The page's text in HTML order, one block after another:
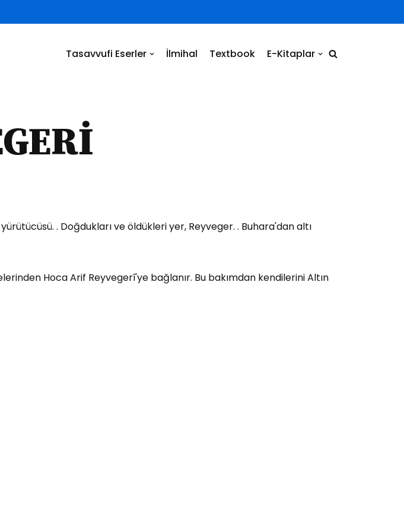
Tasavvufi Eserler İlmihal Textbook E-Kitaplar
. Doğdukları ve öldükleri yer, Reyveger. . Buhara'dan altı
Hoca Arif Reyvegerî'ye bağlanır. Bu bakımdan kendilerini Altın